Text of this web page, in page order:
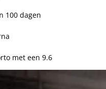
100 dagen
met een 9.6